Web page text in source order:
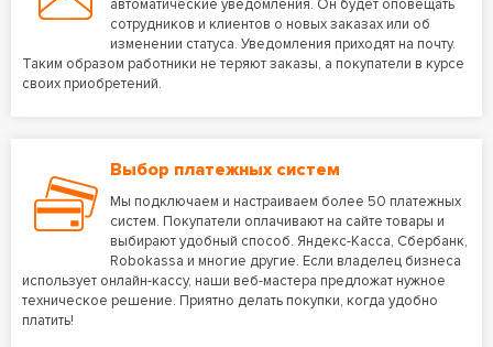
автоматические уведомления. Он будет оповещать
сотрудников и клиентов о новых заказах или об
изменении статуса. Уведомления приходят на почту.
Таким образом работники не теряют заказы, а покупатели в курсе
своих приобретений.
Выбор платежных систем
Мы подключаем и настраиваем более 50 платежных
систем. Покупатели оплачивают на сайте товары и
выбирают удобный способ. Яндекс-Касса, Сбербанк,
Robokassa и многие другие. Если владелец бизнеса
использует онлайн-кассу, наши веб-мастера предложат нужное
техническое решение. Приятно делать покупки, когда удобно
платить!